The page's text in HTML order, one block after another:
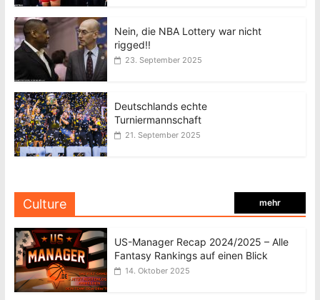
Nein, die NBA Lottery war nicht
rigged!!
23. September 2025
Deutschlands echte
Turniermannschaft
21. September 2025
Culture mehr
US-Manager Recap 2024/2025 – Alle
Fantasy Rankings auf einen Blick
14. Oktober 2025